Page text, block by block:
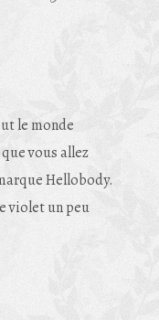
le monde
vous allez
Hellobody.
violet un peu